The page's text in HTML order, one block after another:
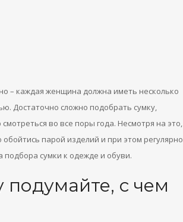
– каждая женщина должна иметь несколько
Достаточно сложно подобрать сумку,
во все поры года. Несмотря на это,
парой изделий и при этом регулярно
сумки к одежде и обуви.
подумайте, с чем